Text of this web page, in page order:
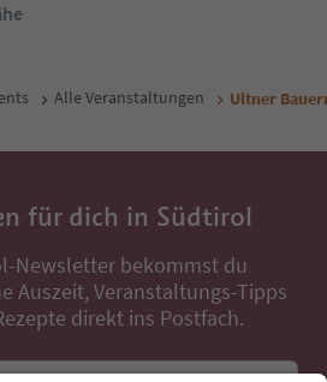
Alle Veranstaltungen Ultner
für dich in Südtirol
Newsletter bekommst du
Auszeit, Veranstaltungs-Tipps
direkt ins Postfach.